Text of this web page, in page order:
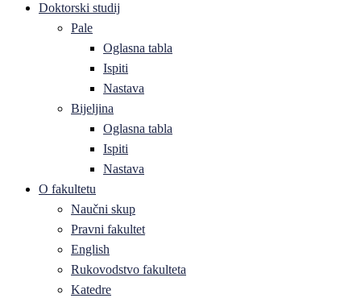
Doktorski studij
Pale
Oglasna tabla
Ispiti
Nastava
Bijeljina
Oglasna tabla
Ispiti
Nastava
O fakultetu
Naučni skup
Pravni fakultet
English
Rukovodstvo fakulteta
Katedre